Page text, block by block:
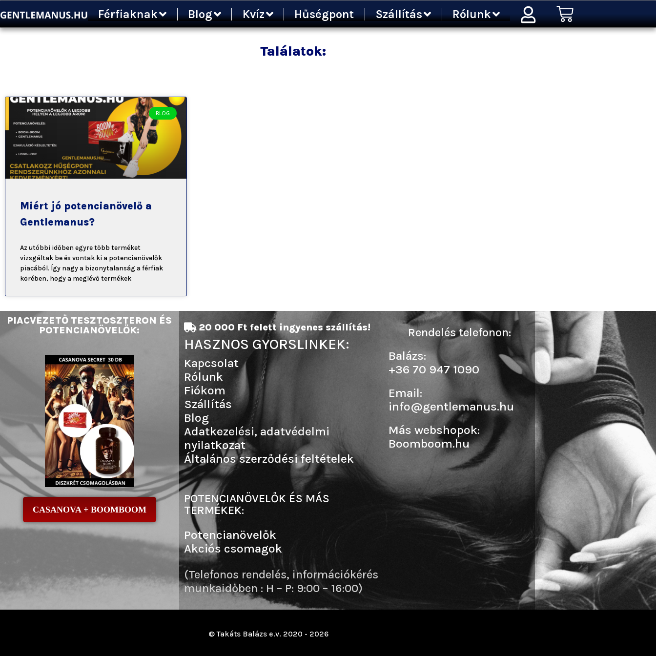
a
tartalomra
Férfiaknak Blog Kvíz Hűségpont Szállítás Rólunk Kosár
Találatok:
BLOG
Miért jó potencianövelő a
Gentlemanus?
Az utóbbi időben egyre több terméket
vizsgáltak be és vontak ki a potencianövelők
piacából. Így nagy a bizonytalanság a férfiak
körében, hogy a meglévő termékek
PIACVEZETŐ TESZTOSZTERON ÉS
POTENCIANÖVELŐK:
CASANOVA + BOOMBOOM
20 000 Ft felett ingyenes szállítás!
HASZNOS GYORSLINKEK:
Kapcsolat
Rólunk
Fiókom
Szállítás
Blog
Adatkezelési, adatvédelmi
nyilatkozat
Általános szerződési feltételek
POTENCIANÖVELŐK ÉS MÁS
TERMÉKEK:
Potencianövelők
Akciós csomagok
(Telefonos rendelés, információkérés
munkaidőben : H – P: 9:00 – 16:00)
Rendelés telefonon:
Balázs:
+36 70 947 1090
Email:
info@gentlemanus.hu
Más webshopok:
Boomboom.hu
© Takáts Balázs e.v. 2020 - 2026